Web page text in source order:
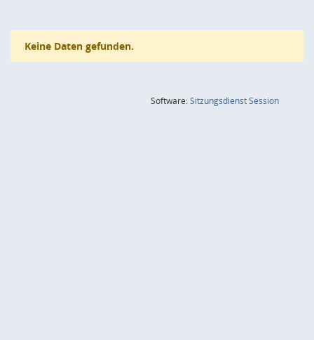
Keine Daten gefunden.
Software:SitzungsdienstSession(Wird in